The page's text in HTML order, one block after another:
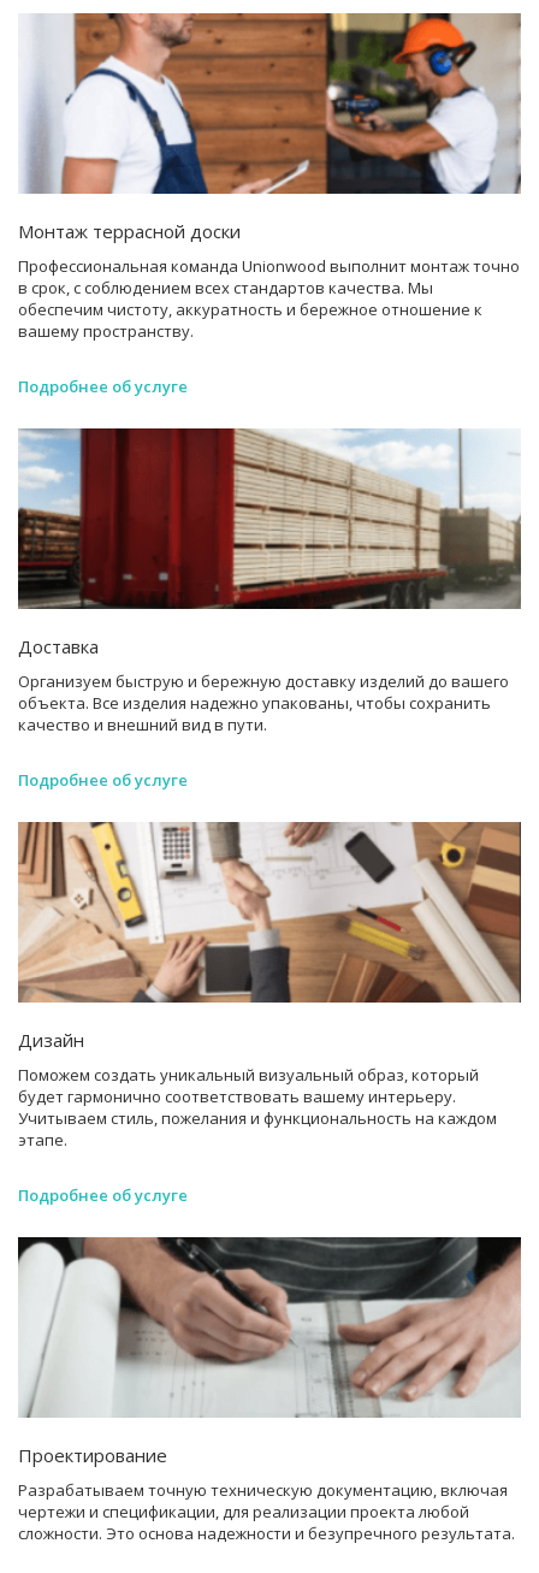
Монтаж террасной доски
Профессиональная команда Unionwood выполнит монтаж точно
в срок, с соблюдением всех стандартов качества. Мы
обеспечим чистоту, аккуратность и бережное отношение к
вашему пространству.
Подробнее об услуге
Доставка
Организуем быструю и бережную доставку изделий до вашего
объекта. Все изделия надежно упакованы, чтобы сохранить
качество и внешний вид в пути.
Подробнее об услуге
Дизайн
Поможем создать уникальный визуальный образ, который
будет гармонично соответствовать вашему интерьеру.
Учитываем стиль, пожелания и функциональность на каждом
этапе.
Подробнее об услуге
Проектирование
Разрабатываем точную техническую документацию, включая
чертежи и спецификации, для реализации проекта любой
сложности. Это основа надежности и безупречного результата.